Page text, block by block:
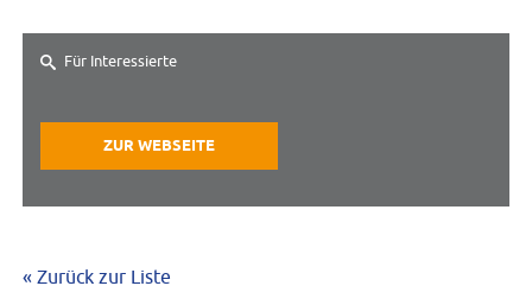
Für Interessierte
ZUR WEBSEITE
« Zurück zur Liste